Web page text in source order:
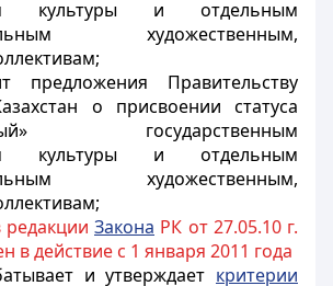
культуры и отдельным
художественным,
предложения Правительству
о присвоении статуса
государственным
культуры и отдельным
художественным,
редакции Закона РК от 27.05.10 г.
в действие с 1 января 2011 года
и утверждает критерии